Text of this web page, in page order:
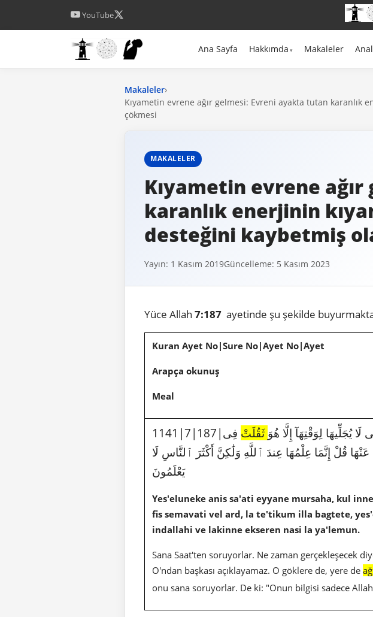
YouTube
Ana Sayfa Hakkımda Makaleler
Makaleler›
Kıyametin evrene ağır gelmesi: Evreni ayakta tutan
çökmesi
MAKALELER
Kıyametin evrene
karanlık enerjinin
desteğini kaybetmiş
Yayın: 1 Kasım 2019Güncelleme: 5 Kasım 2023
Yüce Allah 7:187 ayetinde şu şekilde
Kuran Ayet No|Sure No|Ayet No|Ayet
Arapça okunuş
Meal
لَا يُجَلِّيهَا لِوَقْتِهَآ إِلَّا هُوَ ثَقُلَتْ فِى
قُلْ إِنَّمَا عِلْمُهَا عِندَ ٱللَّهِ وَلَٰكِنَّ أَكْثَرَ ٱلنَّاسِ لَا
يَعْلَمُونَ
Yes'eluneke anis sa'ati eyyane mursaha, kul
fis semavati vel ard, la te'tikum illa bagtete,
indallahi ve lakinne ekseren nasi la ya'lemun.
Sana Saat'ten soruyorlar. Ne zaman gerçekleşecek
O'ndan başkası açıklayamaz. O göklere de, yere de
onu sana soruyorlar. De ki: "Onun bilgisi sadece